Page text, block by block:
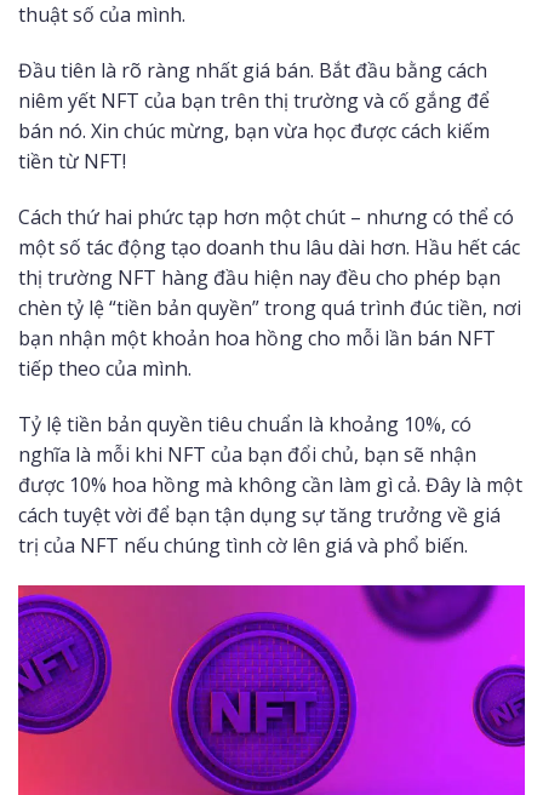
thuật số của mình.
Đầu tiên là rõ ràng nhất giá bán. Bắt đầu bằng cách
niêm yết NFT của bạn trên thị trường và cố gắng để
bán nó. Xin chúc mừng, bạn vừa học được cách kiếm
tiền từ NFT!
Cách thứ hai phức tạp hơn một chút – nhưng có thể có
một số tác động tạo doanh thu lâu dài hơn. Hầu hết các
thị trường NFT hàng đầu hiện nay đều cho phép bạn
chèn tỷ lệ “tiền bản quyền” trong quá trình đúc tiền, nơi
bạn nhận một khoản hoa hồng cho mỗi lần bán NFT
tiếp theo của mình.
Tỷ lệ tiền bản quyền tiêu chuẩn là khoảng 10%, có
nghĩa là mỗi khi NFT của bạn đổi chủ, bạn sẽ nhận
được 10% hoa hồng mà không cần làm gì cả. Đây là một
cách tuyệt vời để bạn tận dụng sự tăng trưởng về giá
trị của NFT nếu chúng tình cờ lên giá và phổ biến.